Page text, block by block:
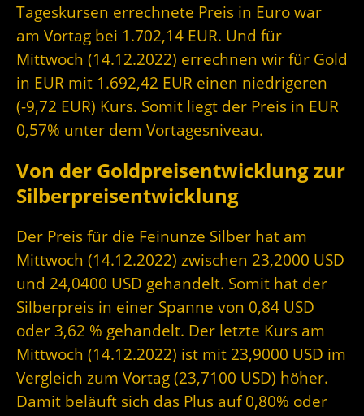
Tageskursen errechnete Preis in Euro war
am Vortag bei 1.702,14 EUR. Und für
Mittwoch (14.12.2022) errechnen wir für Gold
in EUR mit 1.692,42 EUR einen niedrigeren
(-9,72 EUR) Kurs. Somit liegt der Preis in EUR
0,57% unter dem Vortagesniveau.
Von der Goldpreisentwicklung zur
Silberpreisentwicklung
Der Preis für die Feinunze Silber hat am
Mittwoch (14.12.2022) zwischen 23,2000 USD
und 24,0400 USD gehandelt. Somit hat der
Silberpreis in einer Spanne von 0,84 USD
oder 3,62 % gehandelt. Der letzte Kurs am
Mittwoch (14.12.2022) ist mit 23,9000 USD im
Vergleich zum Vortag (23,7100 USD) höher.
Damit beläuft sich das Plus auf 0,80% oder